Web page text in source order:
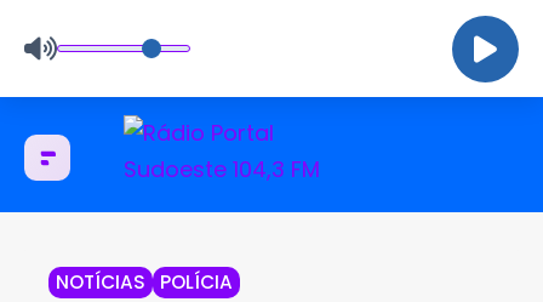
NOTÍCIAS POLÍCIA